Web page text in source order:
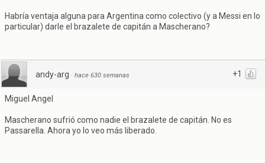
Habría ventaja alguna para Argentina como colectivo (y a Messi en lo
particular) darle el brazalete de capitán a Mascherano?
+1
andy-arg · hace 630 semanas
Miguel Angel
Mascherano sufrió como nadie el brazalete de capitán. No es
Passarella. Ahora yo lo veo más liberado.